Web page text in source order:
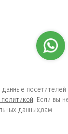
посетителей
. Если вы
данных,вам